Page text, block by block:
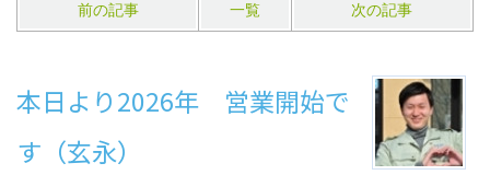
前の記事 一覧 次の記事
本日より2026年 営業開始で
す（玄永）